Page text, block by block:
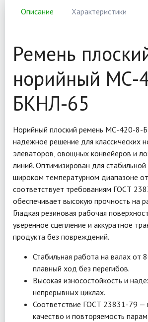
Описание Характеристики
Ремень
норийный МС-
БКНЛ-65
Норийный плоский ремень МС-420-
надежное решение для классических
элеваторов, овощных конвейеров и
линий. Оптимизирован для
широком температурном диапазоне
соответствует требованиям ГОСТ
обеспечивает высокую прочность на
Гладкая резиновая рабочая
уверенное сцепление и аккуратное
продукта без повреждений.
Стабильная работа на валах от
плавный ход без перегибов.
Высокая износостойкость и
непрерывных циклах.
Соответствие ГОСТ 23831-79 —
качество и повторяемость